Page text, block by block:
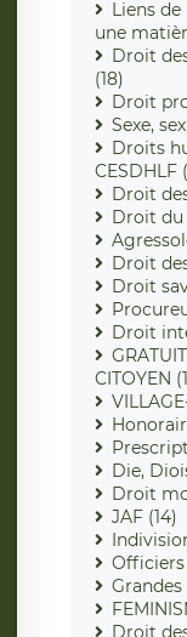
Liens
une
Droit
(18)
Droit
Sexe,
Droits
CESDHLF
Droit
Droit du
Droit
Droit
Droit
CITOYEN
Die,
Droit
JAF (14)
Droit